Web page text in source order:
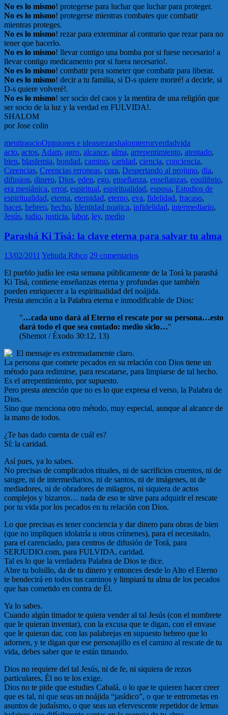
No es lo mismo! protegerse para luchar que luchar para proteger.
No es lo mismo! protegerse mientras combates que combatir
mientras proteges.
No es lo mismo! rezar para exterminar al contrario que rezar para no
tener que hacerlo.
No es lo mismo! llevar contigo una bomba por si fuese necesario! a
llevar contigo medicamento por si fuera necesario!.
No es lo mismo! combatir pera someter que combatir para liberar.
No es lo mismo! decir a tu familia, si D-s quiere moriré! a decirle, si
D-s quiere volveré!.
No es lo mismo! ser socio del caos y la mentira de una religión que
ser socio de la luz y la verdad en FULVIDA!.
SHALOM
por Jose colin
mentiraocioOpiniones e ideasrezarshalomterrorverdadvida
acto, actos, Adam, agro, alcance, alma, arrepentimiento, atentado,
bien, blasfemia, bondad, camino, caridad, ciencia, conciencia,
Creencias, Creencias erroneas, cura, Despertando al projimo, dia,
difusion, dinero, Dios, eden, ego, enseñanza, enseñanzas, equilibrio,
era mesiánica, error, espiritual, espiritualidad, esposa, Estudios de
espiritualidad, eterna, eternidad, eterno, eva, fidelidad, fracaso,
hacer, hebreo, hecho, Identidad noajica, infidelidad, intermediario,
Jesús, judio, justicia, labor, ley, medio
Parashá Ki Tisá: la clave eterna para salvar tu alma
13/02/2011 Yehuda Ribco 29 comentarios
El pueblo judío lee esta semana públicamente de la Torá la parashá
Ki Tisá, contiene enseñanzas eterna y profundas que también
pueden enriquecer a la espiritualidad del noájida.
Presta atención a la Palabra eterna e inmodificable de Dios:
"…cada uno dará al Eterno el rescate por su persona…esto
dará todo el que sea contado: medio siclo…"
(Shemot / Éxodo 30:12, 13)
El mensaje es extremadamente claro.
La persona que comete pecados en su relación con Dios tiene un
método para redimirse, para rescatarse, para limpiarse de tal hecho.
Es el arrepentimiento, por supuesto.
Pero presta atención que no es lo que expresa el verso, la Palabra de
Dios.
Sino que menciona otro método, muy especial, aunque al alcance de
la mano de todos.
¿Te has dado cuenta de cuál es?
Sí: la caridad.
Así pues, ya lo sabes.
No precisas de complicados rituales, ni de sacrificios cruentos, ni de
sangre, ni de intermediarios, ni de santos, ni de imágenes, ni de
mediadores, ni de obradores de milagros, ni siquiera de actos
complejos y bizarros… nada de eso te sirve para adquirir el rescate
por tu vida por los pecados en tu relación con Dios.
Lo que precisas es tener conciencia y dar dinero para obras de bien
(que no impliquen idolatría u otros crímenes), para el necesitado,
para el carenciado, para centros de difusión de Torá, para
SERJUDIO.com, para FULVIDA, caridad.
Tal es lo que la verdadera Palabra de Dios te dice.
Abre tu bolsillo, da de tu dinero y entonces desde lo Alto el Eterno
te bendecirá en todos tus caminos y limpiará tu alma de los pecados
que has cometido en contra de Él.
Ya lo sabes.
Cuando algún timador te quiera vender al tal Jesús (con el nombrete
que le quieran inventar), con la excusa que te digan, con el envase
que le quieran dar, con las palabrejas en supuesto hebreo que lo
adornen, y te digan que ese personajillo es el camino al rescate de tu
vida, debes saber que te están timando.
Dios no requiere del tal Jesús, ni de fe, ni siquiera de rezos
particulares, Él no te los exige.
Dios no te pide que estudies Cabalá, o lo que te quieren hacer creer
que es tal, ni que seas un noájida “jasídico”, o que te entrometas en
asuntos de judaísmo, o que seas un efervescente repetidor de lemas